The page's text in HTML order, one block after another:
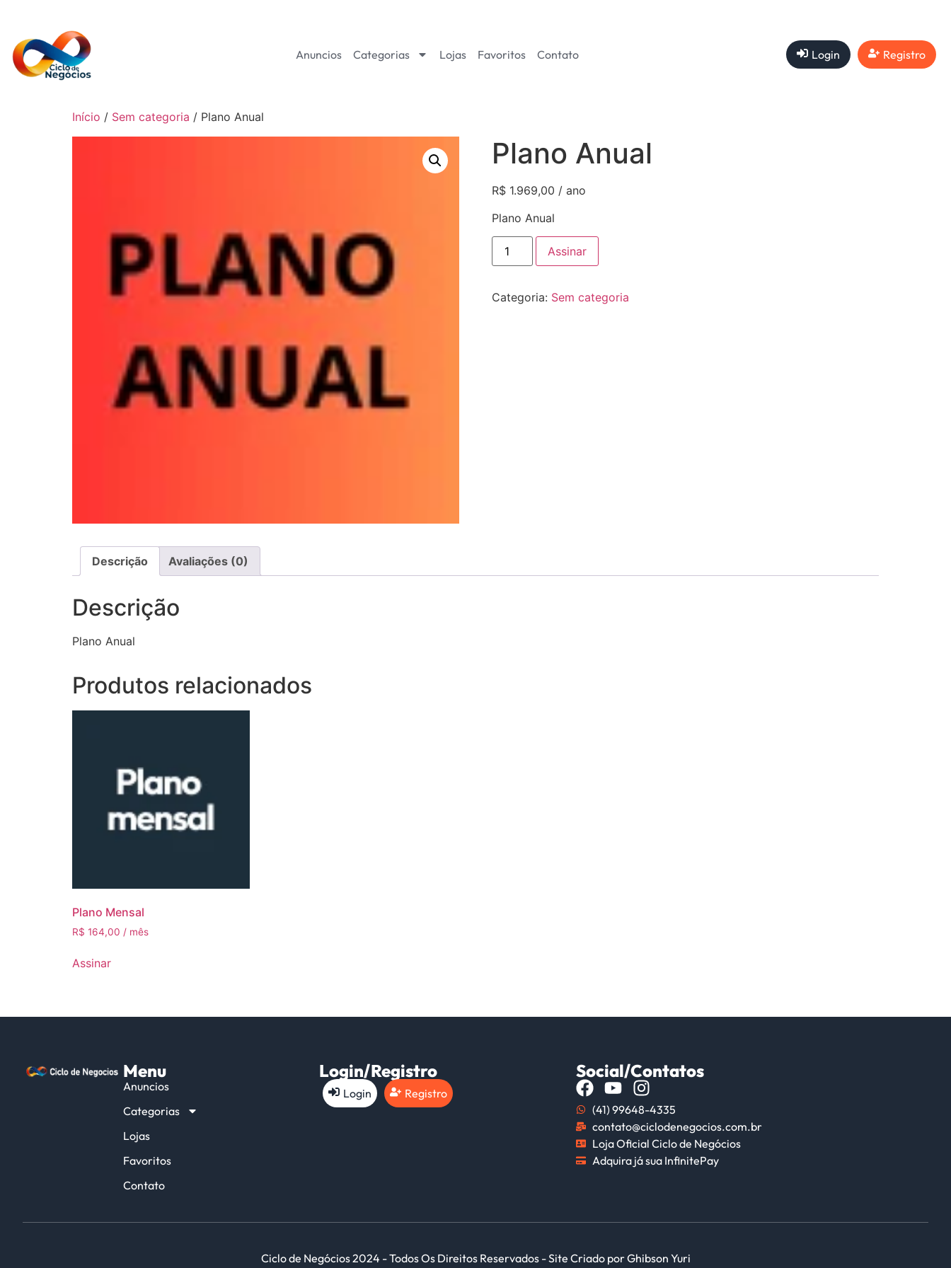
Anuncios Categorias Lojas Favoritos Contato Login Registro
Início / Sem categoria / Plano Anual
Plano Anual
R$1.969,00 / ano
Plano Anual
Assinar
Categoria: Sem categoria
Descrição Avaliações (0)
Descrição
Plano Anual
Produtos relacionados
Plano Mensal
R$ 164,00 / mês
Assinar
Menu
Anuncios
Categorias
Lojas
Favoritos
Contato
Login/Registro
Login Registro
Social/Contatos
(41) 99648-4335
contato@ciclodenegocios.com.br
Loja Oficial Ciclo de Negócios
Adquira já sua InfinitePay
Ciclo de Negócios 2024 - Todos Os Direitos Reservados - Site Criado por Ghibson Yuri